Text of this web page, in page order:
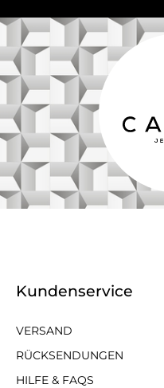
Kundenservice
VERSAND
RÜCKSENDUNGEN
HILFE & FAQS